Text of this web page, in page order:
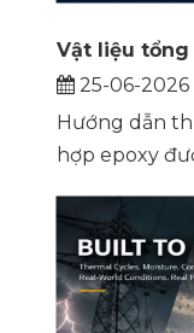
25-06-2026
Hướng dẫn
hợp epoxy